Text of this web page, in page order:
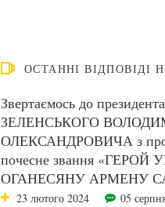
ОСТАННІ ВІДПОВІДІ
Звертаємось до
ЗЕЛЕНСЬКОГО
ОЛЕКСАНДРОВИЧА з
почесне звання «ГЕРОЙ
ОГАНЕСЯНУ АРМЕНУ
23 лютого 2024 05